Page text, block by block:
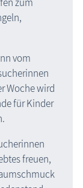
vom
Woche wird
für Kinder
freuen,